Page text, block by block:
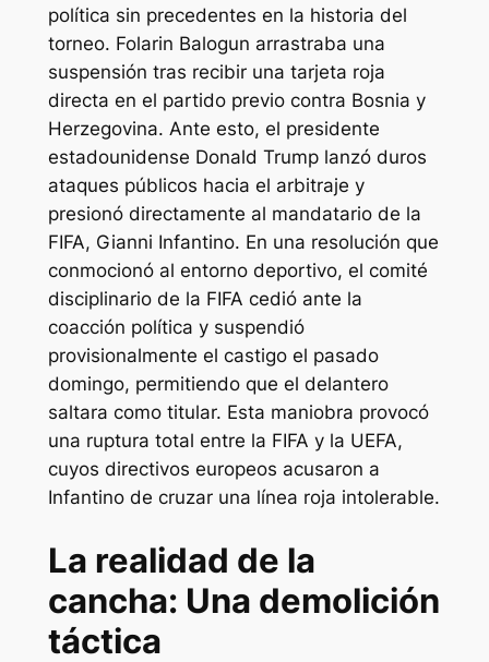
política sin precedentes en la historia del
torneo. Folarin Balogun arrastraba una
suspensión tras recibir una tarjeta roja
directa en el partido previo contra Bosnia y
Herzegovina. Ante esto, el presidente
estadounidense Donald Trump lanzó duros
ataques públicos hacia el arbitraje y
presionó directamente al mandatario de la
FIFA, Gianni Infantino. En una resolución que
conmocionó al entorno deportivo, el comité
disciplinario de la FIFA cedió ante la
coacción política y suspendió
provisionalmente el castigo el pasado
domingo, permitiendo que el delantero
saltara como titular. Esta maniobra provocó
una ruptura total entre la FIFA y la UEFA,
cuyos directivos europeos acusaron a
Infantino de cruzar una línea roja intolerable.
La realidad de la
cancha: Una demolición
táctica